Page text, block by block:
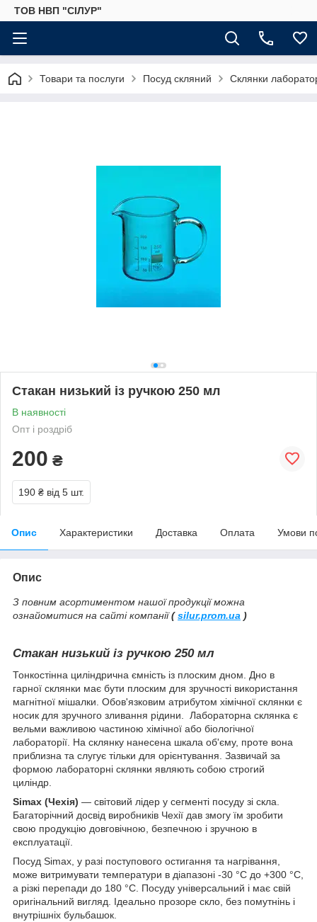
ТОВ НВП "СІЛУР"
Товари та послуги Посуд скляний Склянки
Стакан низький із ручкою 250 мл
В наявності
Опт і роздріб
200 ₴
190 ₴ від 5 шт.
Опис Характеристики Доставка Оплата Умови
Опис
З повним асортиментом нашої продукції можна
ознайомитися на сайті компанії(silur.prom.ua )
Стакан низький із ручкою 250 мл
Тонкостінна циліндрична ємність із плоским дном. Дно в
гарної склянки має бути плоским для зручності використання
магнітної мішалки. Обов'язковим атрибутом хімічної склянки є
носик для зручного зливання рідини.
Лабораторна склянка є
вельми важливою частиною хімічної або біологічної
лабораторії . На склянку нанесена шкала об'єму, проте вона
приблизна та слугує тільки для орієнтування. Зазвичай за
формою лабораторні склянки являють собою строгий
циліндр.
Simax (Чехія) — світовий лідер у сегменті посуду зі скла.
Багаторічний досвід виробників Чехії дав змогу їм зробити
свою продукцію довговічною, безпечною і зручною в
експлуатації.
Посуд Simax, у разі поступового остигання та нагрівання,
може витримувати температури в діапазоні -30 °C до +300 °C,
а різкі перепади до 180 °C. Посуду універсальний і має свій
оригінальний вигляд. Ідеально прозоре скло, без помутнінь і
внутрішніх бульбашок.